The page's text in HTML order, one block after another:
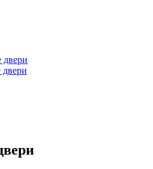
двери